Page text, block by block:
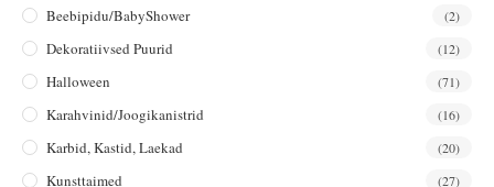
Beebipidu/BabyShower (2)
Dekoratiivsed Puurid (12)
Halloween (71)
Karahvinid/joogikanistrid (16)
Karbid, Kastid, Laekad (20)
Kunsttaimed (27)